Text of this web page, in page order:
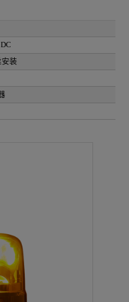
安装